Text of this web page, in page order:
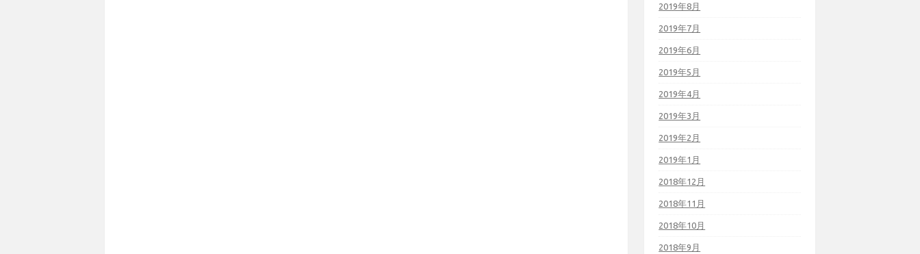
2019年8月
2019年7月
2019年6月
2019年5月
2019年4月
2019年3月
2019年2月
2019年1月
2018年12月
2018年11月
2018年10月
2018年9月